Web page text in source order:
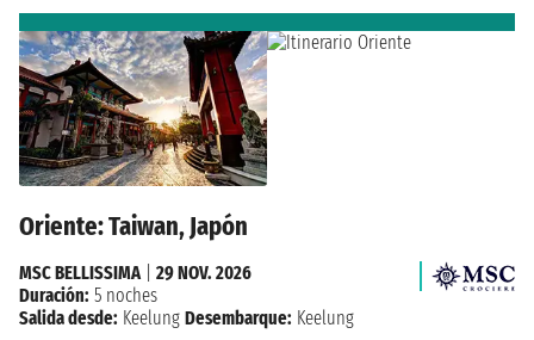
Oriente: Taiwan, Japón
MSC BELLISSIMA| 29 NOV. 2026
Duración: 5 noches
Salida desde: Keelung Desembarque: Keelung